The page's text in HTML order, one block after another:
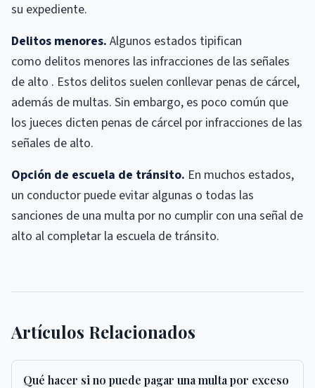
su expediente.
Delitos menores. Algunos estados tipifican
como delitos menores las infracciones de las señales
de alto . Estos delitos suelen conllevar penas de cárcel,
además de multas. Sin embargo, es poco común que
los jueces dicten penas de cárcel por infracciones de las
señales de alto.
Opción de escuela de tránsito. En muchos estados,
un conductor puede evitar algunas o todas las
sanciones de una multa por no cumplir con una señal de
alto al completar la escuela de tránsito.
Artículos Relacionados
Qué hacer si no puede pagar una multa por exceso